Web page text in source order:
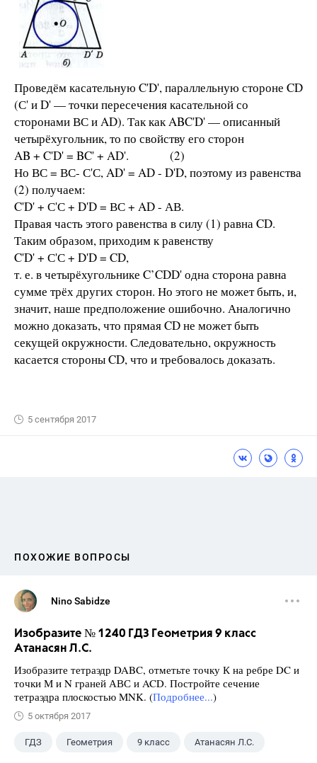
Проведём касательную C'D', параллельную стороне CD
(С' и D' — точки пересечения касательной со
сторонами ВС и AD). Так как ABC'D' — описанный
четырёхугольник, то по свойству его сторон
AB + C'D' = BC' + AD'. (2)
Но ВС = ВС- С'С, AD' = AD - D'D, поэтому из равенства
(2) получаем:
C'D' + С'С + D'D = ВС + AD - АВ.
Правая часть этого равенства в силу (1) равна CD.
Таким образом, приходим к равенству
C'D' + С'С + D'D = CD,
т. е. в четырёхугольнике C’CDD' одна сторона равна
сумме трёх других сторон. Но этого не может быть, и,
значит, наше предположение ошибочно. Аналогично
можно доказать, что прямая CD не может быть
секущей окружности. Следовательно, окружность
касается стороны CD, что и требовалось доказать.
5 сентября 2017
ПОХОЖИЕ ВОПРОСЫ
Nino Sabidze
Изобразите № 1240 ГДЗ Геометрия 9 класс
Атанасян Л.С.
Изобразите тетраэдр DABC, отметьте точку К на ребре DC и
точки М и N граней АВС и ACD. Постройте сечение
тетраэдра плоскостью MNK. (Подробнее...)
5 октября 2017
ГДЗ Геометрия 9 класс Атанасян Л.С.